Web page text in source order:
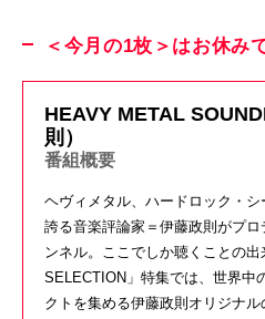
＜今月の1枚＞はお休み
HEAVY METAL
則）
番組概要
ヘヴィメタル、ハードロック・
誇る音楽評論家＝伊藤政則がプ
ンネル。ここでしか聴くことの出
SELECTION」特集では、世界中
クトを集める伊藤政則オリジナ